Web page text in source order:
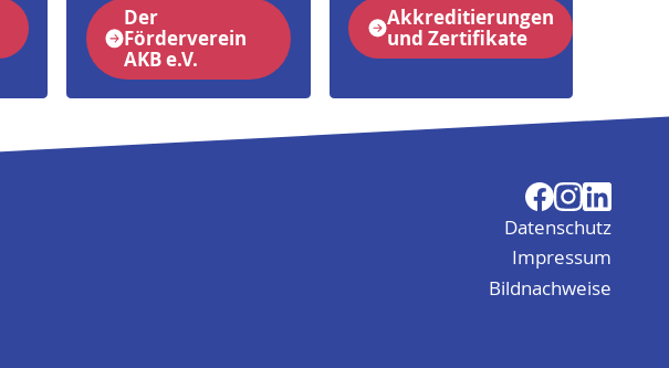
Der
Förderverein
AKB e.V.
Akkreditierungen
und Zertifikate
Datenschutz
Impressum
Bildnachweise